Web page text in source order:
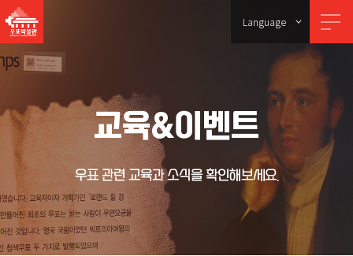
Language
교육&이벤트
우표 관련 교육과 소식을 확인해보세요.